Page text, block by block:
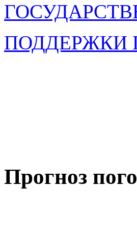
ПОДДЕРЖКИ
Прогноз